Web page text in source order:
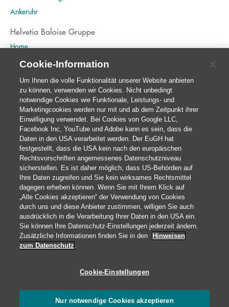
Ankeruhr
Helvetia Baloise Gruppe
Home
Publikationen
Nachhaltigkeit
© 2026 Helvetia Versicherungen AG
Hoher Markt 10-11
1010 Wien
+43 50 222-1000
Impressum
Rechtliche Hinweise
Cookie-Information
Um Ihnen die volle Funktionalität unserer Website anbieten
zu können, verwenden wir Cookies. Nicht unbedingt
notwendige Cookies wie Funktionale, Leistungs- und
Marketingcookies werden nur mit und ab dem Zeitpunkt ihrer
Einwilligung verwendet. Bei Cookies von Google LLC,
Facebook Inc, YouTube und Adobe kann es sein, dass die
Daten in den USA verarbeitet werden. Der EuGH hat
festgestellt, dass die USA kein nach den europäischen
Rechtsvorschriften angemessenes Datenschutzniveau
sicherstellen. Es ist daher möglich, dass US-Behörden auf
Ihre Daten zugreifen und Sie kein wirksames Rechtsmittel
dagegen erheben können. Wenn Sie mit Ihrem Klick auf
„Alle Cookies akzeptieren“ der Verwendung von Cookies
durch uns und diese Anbieter zustimmen, willigen Sie auch
ausdrücklich in die Verarbeitung Ihrer Daten in den USA ein.
Sie können Ihre Datenschutz-Einstellungen jederzeit ändern.
Zusätzliche Informationen finden Sie in den
Hinweisen
zum Datenschutz.
Cookie-Einstellungen
Nur notwendige Cookies akzeptieren